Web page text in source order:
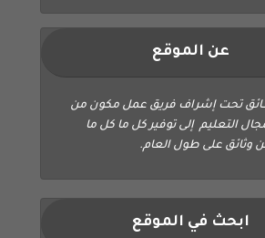
عن الموقع
تحت إشراف فريق عمل مكون من
التعليم إلى توفير كل ما كل ما
وثائق على طول العام.
ابحث في الموقع